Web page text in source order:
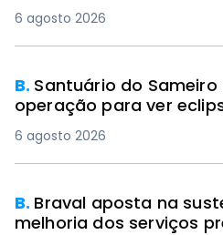
6 agosto 2026
B. Santuário do
operação para ver
6 agosto 2026
B. Braval aposta na
melhoria dos serviços